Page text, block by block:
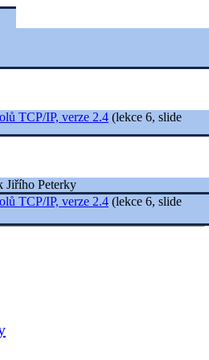
TCP/IP, verze 2.4 (lekce 6, slide
Jiřího Peterky
TCP/IP, verze 2.4 (lekce 6, slide